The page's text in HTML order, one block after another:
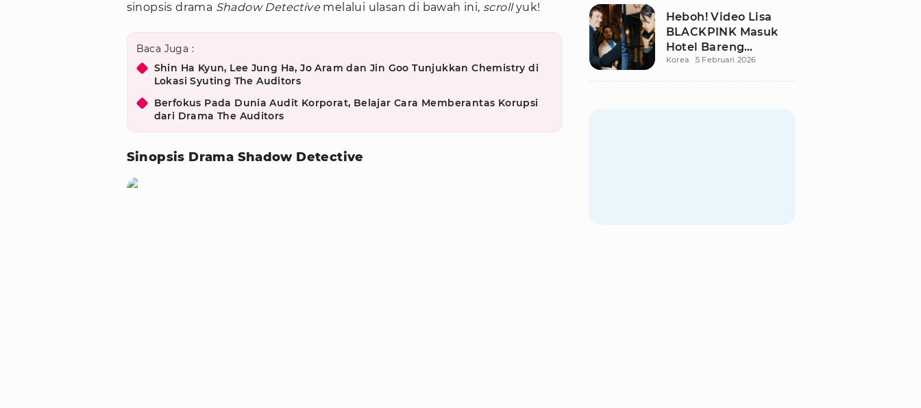
sinopsis drama Shadow Detective melalui ulasan di bawah ini, scrollyuk!
Baca Juga :
Shin Ha Kyun, Lee Jung Ha, Jo Aram dan Jin Goo Tunjukkan Chemistry di
Lokasi Syuting The Auditors
Berfokus Pada Dunia Audit Korporat, Belajar Cara Memberantas Korupsi
dari Drama The Auditors
Sinopsis Drama Shadow Detective
Heboh! Video Lisa
BLACKPINK Masuk
Hotel Bareng
Frederic Arnault Picu
Korea 5 Februari 2026